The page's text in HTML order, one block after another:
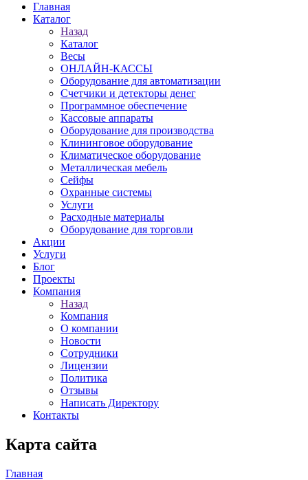
Главная
Каталог
Назад
Каталог
Весы
ОНЛАЙН-КАССЫ
Оборудование для автоматизации
Счетчики и детекторы денег
Программное обеспечение
Кассовые аппараты
Оборудование для производства
Клининговое оборудование
Климатическое оборудование
Металлическая мебель
Сейфы
Охранные системы
Услуги
Расходные материалы
Оборудование для торговли
Акции
Услуги
Блог
Проекты
Компания
Назад
Компания
О компании
Новости
Сотрудники
Лицензии
Политика
Отзывы
Написать Директору
Контакты
Карта сайта
Главная